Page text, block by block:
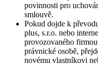
povinnosti pro
smlouvě.
Pokud dojde k
plus, s.r.o. nebo
provozovaného
právnické osobě,
novému vlastníkovi